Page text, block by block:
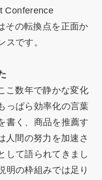
Conference
その転換点を正面か
スです。
こ数年で静かな変化
っぱら効率化の言葉
書く、商品を推薦す
人間の努力を加速さ
して語られてきまし
明の枠組みでは足り